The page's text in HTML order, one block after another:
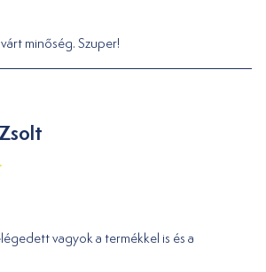
minőség. Szuper!
vagyok a termékkel is és a